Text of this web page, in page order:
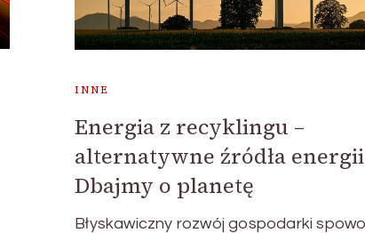
INNE
Energia z recyklingu –
alternatywne źródła
Dbajmy o planetę
Błyskawiczny rozwój gospodarki